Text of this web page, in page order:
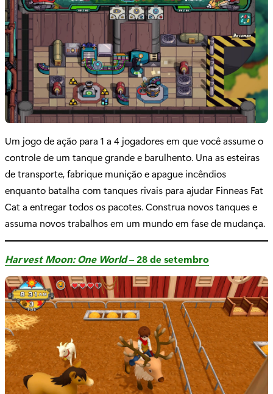
Um jogo de ação para 1 a 4 jogadores em que você assume o
controle de um tanque grande e barulhento. Una as esteiras
de transporte, fabrique munição e apague incêndios
enquanto batalha com tanques rivais para ajudar Finneas Fat
Cat a entregar todos os pacotes. Construa novos tanques e
assuma novos trabalhos em um mundo em fase de mudança.
Harvest Moon: One World– 28 de setembro